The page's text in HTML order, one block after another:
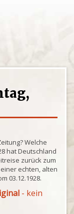
Welche
hat Deutschland
zurück zum
echten, alten
03.12.1928.
- kein